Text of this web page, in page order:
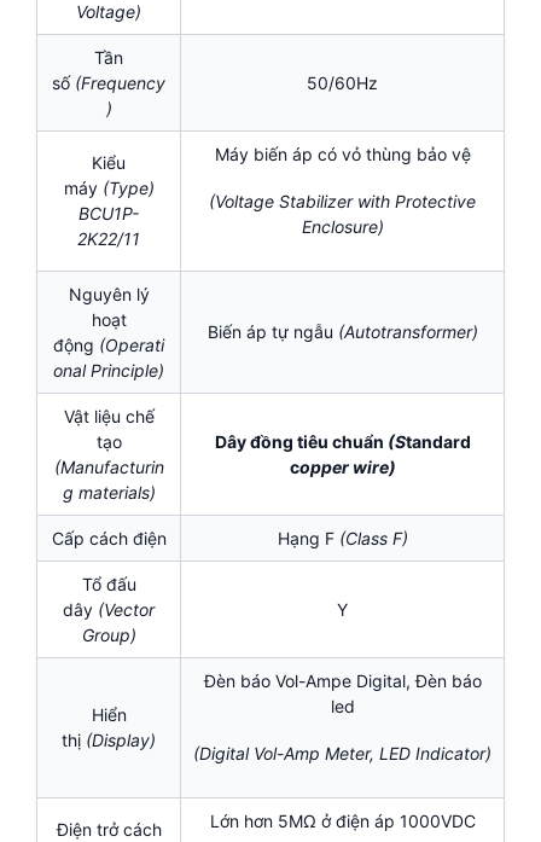
Voltage)
Tần
số (Frequency
)
50/60Hz
Kiểu
máy (Type)
BCU1P-
2K22/11
Máy biến áp có vỏ thùng bảo vệ
(Voltage Stabilizer with Protective
Enclosure)
Nguyên lý
hoạt
động (Operati
onal Principle)
Biến áp tự ngẫu (Autotransformer)
Vật liệu chế
tạo
(Manufacturin
g materials)
Dây đồng tiêu chuẩn (Standard
copper wire)
Cấp cách điện Hạng F (Class F)
Tổ đấu
dây (Vector
Group)
Y
Hiển
thị (Display)
Đèn báo Vol-Ampe Digital, Đèn báo
led
(Digital Vol-Amp Meter, LED Indicator)
Điện trở cách
Lớn hơn 5MΩ ở điện áp 1000VDC